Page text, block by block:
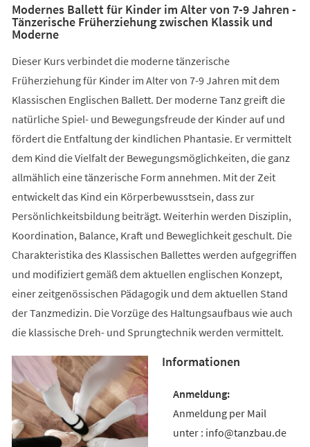
Modernes Ballett für Kinder im Alter von 7-9 Jahren -
Tänzerische Früherziehung zwischen Klassik und
Moderne
Dieser Kurs verbindet die moderne tänzerische
Früherziehung für Kinder im Alter von 7-9 Jahren mit dem
Klassischen Englischen Ballett. Der moderne Tanz greift die
natürliche Spiel- und Bewegungsfreude der Kinder auf und
fördert die Entfaltung der kindlichen Phantasie. Er vermittelt
dem Kind die Vielfalt der Bewegungsmöglichkeiten, die ganz
allmählich eine tänzerische Form annehmen. Mit der Zeit
entwickelt das Kind ein Körperbewusstsein, dass zur
Persönlichkeitsbildung beiträgt. Weiterhin werden Disziplin,
Koordination, Balance, Kraft und Beweglichkeit geschult. Die
Charakteristika des Klassischen Ballettes werden aufgegriffen
und modifiziert gemäß dem aktuellen englischen Konzept,
einer zeitgenössischen Pädagogik und dem aktuellen Stand
der Tanzmedizin. Die Vorzüge des Haltungsaufbaus wie auch
die klassische Dreh- und Sprungtechnik werden vermittelt.
Informationen
Anmeldung per Mail
unter : info@tanzbau.de